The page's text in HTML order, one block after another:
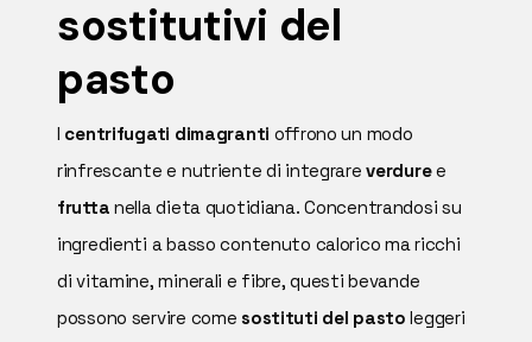
sostitutivi del
pasto
I centrifugati dimagranti offrono un modo
rinfrescante e nutriente di integrareverduree
frutta nella dieta quotidiana. Concentrandosi su
ingredienti a basso contenuto calorico ma ricchi
di vitamine, minerali e fibre, questi bevande
possono servire comesostituti del pasto leggeri